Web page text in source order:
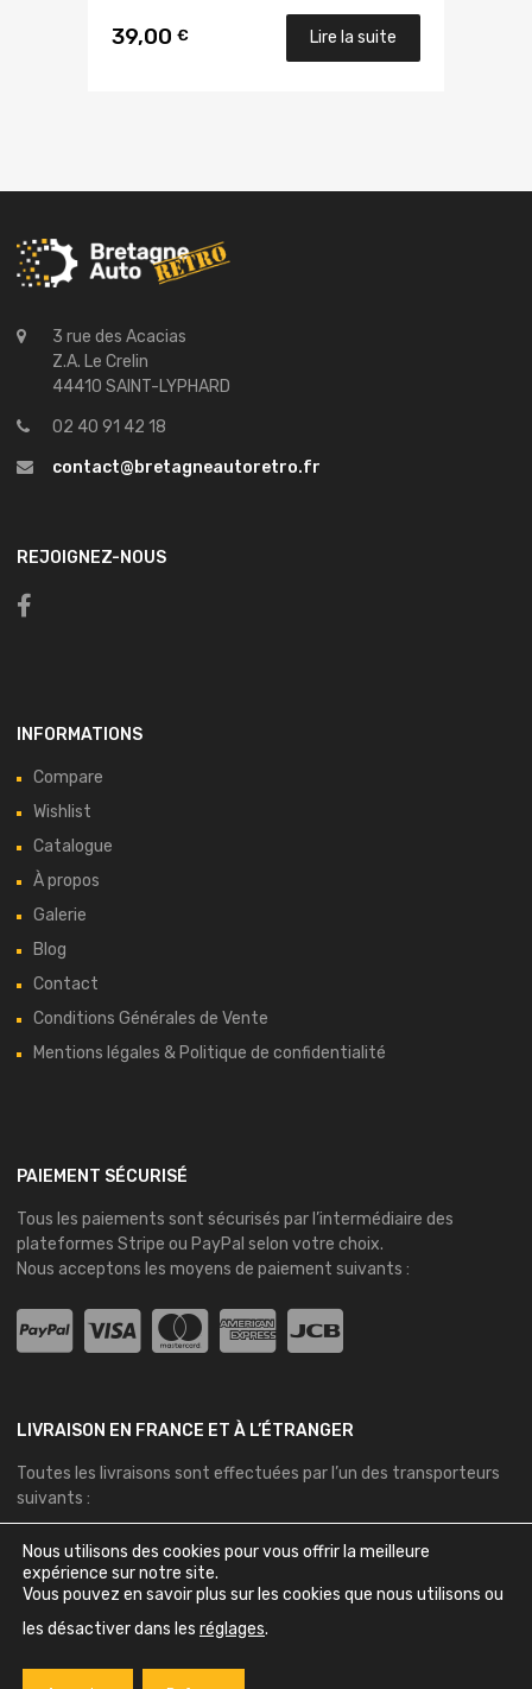
39,00 € Lire la suite
3 rue des Acacias
Z.A. Le Crelin
44410 SAINT-LYPHARD
02 40 91 42 18
contact@bretagneautoretro.fr
REJOIGNEZ-NOUS
INFORMATIONS
Compare
Wishlist
Catalogue
À propos
Galerie
Blog
Contact
Conditions Générales de Vente
Mentions légales & Politique de confidentialité
PAIEMENT SÉCURISÉ
Tous les paiements sont sécurisés par l’intermédiaire des
plateformes Stripe ou PayPal selon votre choix.
Nous acceptons les moyens de paiement suivants :
LIVRAISON EN FRANCE ET À L’ÉTRANGER
Toutes les livraisons sont effectuées par l’un des transporteurs
suivants :
Nous utilisons des cookies pour vous offrir la meilleure
expérience sur notre site.
Vous pouvez en savoir plus sur les cookies que nous utilisons ou
les désactiver dans les réglages.